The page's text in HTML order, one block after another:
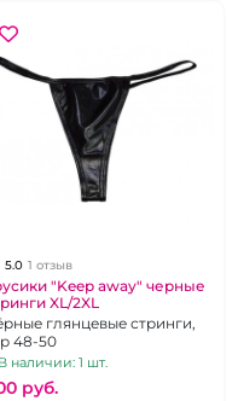
5.0 1 отзыв
"Keep away" черные
XL/2XL
глянцевые стринги,
48-50
наличии: 1 шт.
pуб.